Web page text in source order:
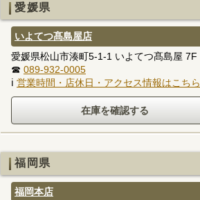
愛媛県
いよてつ髙島屋店
愛媛県松山市湊町5-1-1 いよてつ髙島屋 7F
☎ 089-932-0005
ℹ 営業時間・店休日・アクセス情報はこちら
福岡県
福岡本店